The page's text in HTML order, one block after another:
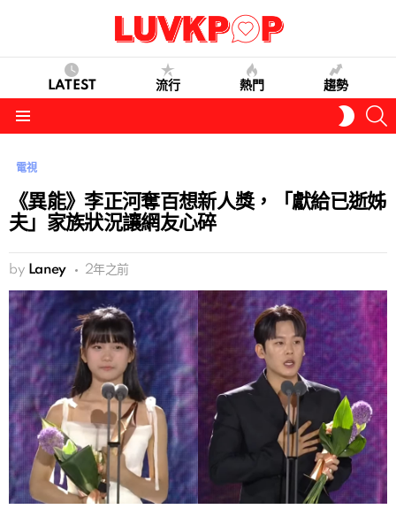
LATEST 流行 熱門 趨勢
SKIN
電視
《異能》李正河奪百想新人獎，「獻給已逝姊
夫」家族狀況讓網友心碎
by Laney 2年之前